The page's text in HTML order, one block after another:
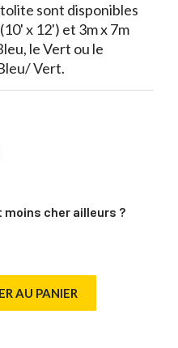
sont disponibles
x 12') et 3m x 7m
le Vert ou le
Vert.
moins cher ailleurs ?
AU PANIER